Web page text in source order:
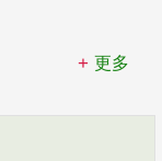
更多